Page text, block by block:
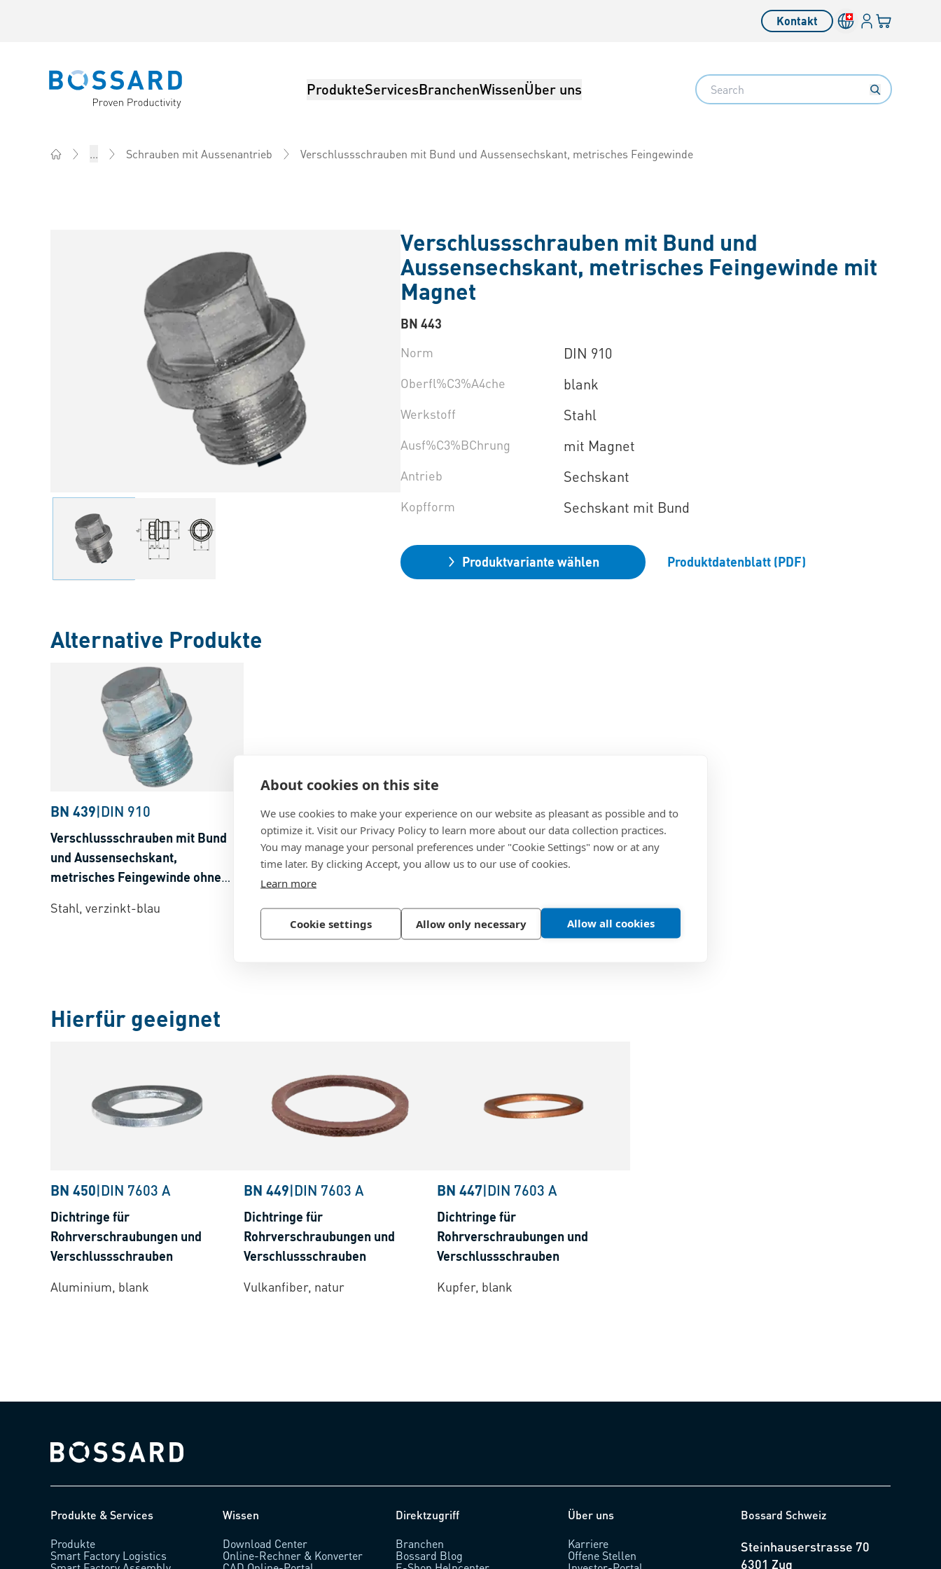
About cookies on this site
We use cookies to make your experience on our website as pleasant as possible and to
optimize it. Visit our Privacy Policy to learn more about our data collection practices.
You may manage your personal preferences under "Cookie Settings" now or at any
time later. By clicking Accept, you allow us to our use of cookies.
Learn more
Cookie settings Allow only necessary Allow all cookies
Kontakt Anmelden
Ihr
Bossard homepage ProdukteServicesBranchenWissenÜber uns Search
... Schrauben mit Aussenantrieb Verschlussschrauben mit Bund und Aussensechskant, metrisches Feingewinde
Verschlussschrauben mit Bund und
Aussensechskant, metrisches Feingewinde mit
Magnet
BN 443
Norm
DIN 910
Oberfl%C3%A4che blank
Werkstoff Stahl
Ausf%C3%BChrung mit Magnet
Antrieb Sechskant
Kopfform Sechskant mit Bund
Produktvariante wählen Produktdatenblatt (PDF)
Alternative Produkte
BN 439|DIN 910
Verschlussschrauben mit Bund
und Aussensechskant,
metrisches Feingewinde ohne
Stahl, verzinkt-blau
Hierfür geeignet
BN 450|DIN 7603 A
Dichtringe für
Rohrverschraubungen und
Verschlussschrauben
Aluminium, blank
BN 449|DIN 7603 A
Dichtringe für
Rohrverschraubungen und
Verschlussschrauben
Vulkanfiber, natur
BN 447|DIN 7603 A
Dichtringe für
Rohrverschraubungen und
Verschlussschrauben
Kupfer, blank
Bossard homepage
Produkte & Services
Produkte
Smart Factory Logistics
Wissen
Download Center
Online-Rechner & Konverter
Direktzugriff
Branchen
Bossard Blog
Über uns
Karriere
Offene Stellen
Bossard Schweiz
Steinhauserstrasse 70
6301 Zug